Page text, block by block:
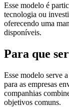
Esse modelo é
tecnologia ou
oferecendo uma
disponíveis.
Para que
Esse modelo serve
para as empresas
companhias
objetivos comuns.